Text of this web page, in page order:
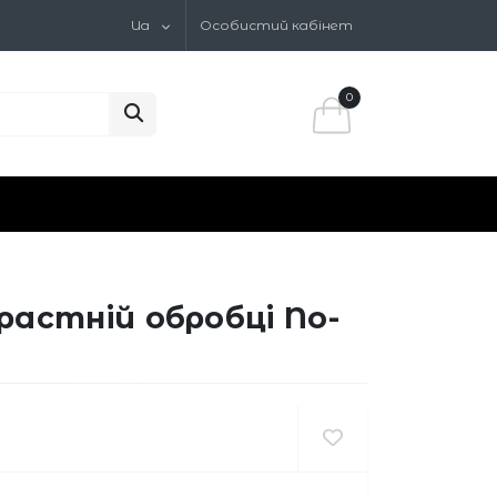
Ua Особистий кабінет
0
обробці No-